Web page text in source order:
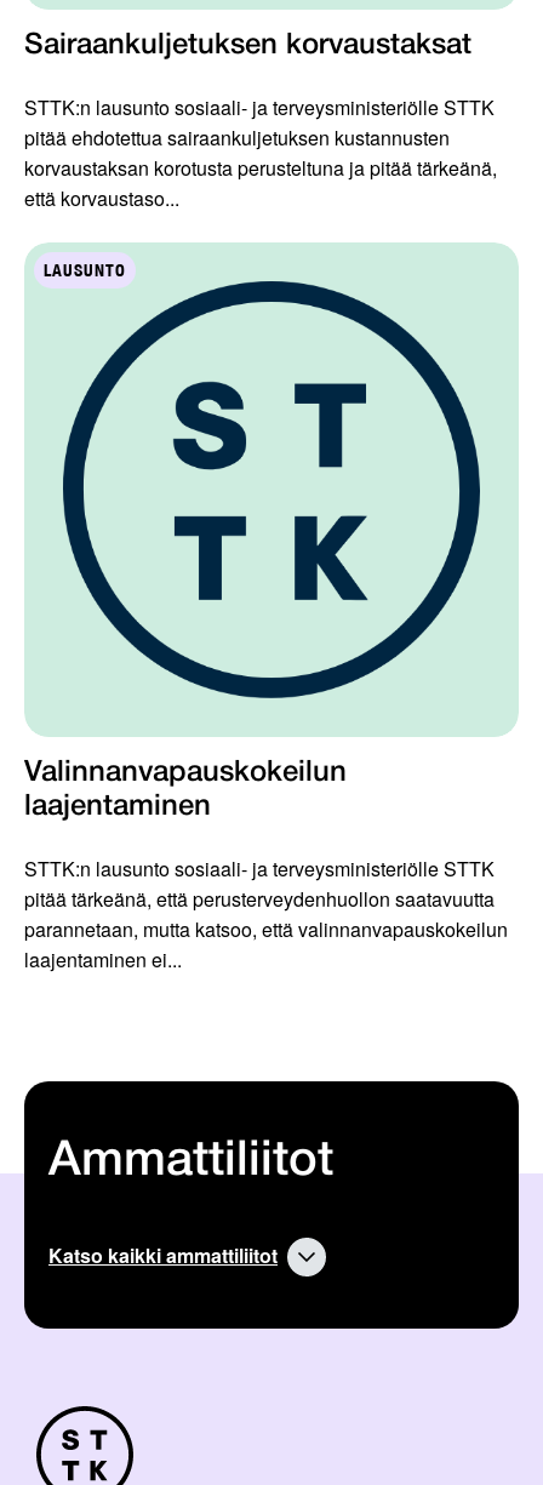
Sairaankuljetuksen korvaustaksat
STTK:n lausunto sosiaali- ja terveysministeriölle STTK
pitää ehdotettua sairaankuljetuksen kustannusten
korvaustaksan korotusta perusteltuna ja pitää tärkeänä,
että korvaustaso...
LAUSUNTO
Valinnanvapauskokeilun
laajentaminen
STTK:n lausunto sosiaali- ja terveysministeriölle STTK
pitää tärkeänä, että perusterveydenhuollon saatavuutta
parannetaan, mutta katsoo, että valinnanvapauskokeilun
laajentaminen ei...
Ammattiliitot
Katso kaikki ammattiliitot